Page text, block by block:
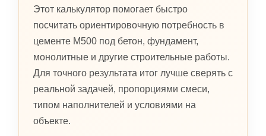
Этот калькулятор помогает быстро
посчитать ориентировочную потребность в
цементе М500 под бетон, фундамент,
монолитные и другие строительные работы.
Для точного результата итог лучше сверять с
реальной задачей, пропорциями смеси,
типом наполнителей и условиями на
объекте.